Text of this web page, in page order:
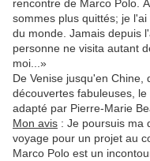
rencontre de Marco Polo.
sommes plus quittés; je
du monde. Jamais depuis
personne ne visita autant
moi...»
De Venise jusqu'en
découvertes fabuleuses,
adapté par Pierre-Marie
Mon avis : Je poursuis ma
voyage pour un projet au
Marco Polo est un